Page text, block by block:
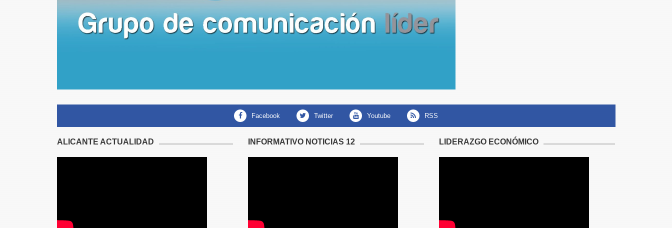
facebook twitter youtube RSS
ALICANTE ACTUALIDAD INFORMATIVO NOTICIAS 12 LIDERAZGO ECONÓMICO